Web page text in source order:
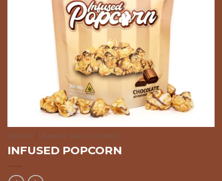
HOME / BAKED BAGS CONED
INFUSED POPCORN